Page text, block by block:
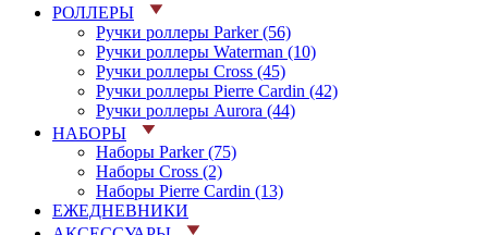
РОЛЛЕРЫ
Ручки роллеры Parker (56)
Ручки роллеры Waterman (10)
Ручки роллеры Cross (45)
Ручки роллеры Pierre Cardin (42)
Ручки роллеры Aurora (44)
НАБОРЫ
Наборы Parker (75)
Наборы Cross (2)
Наборы Pierre Cardin (13)
ЕЖЕДНЕВНИКИ